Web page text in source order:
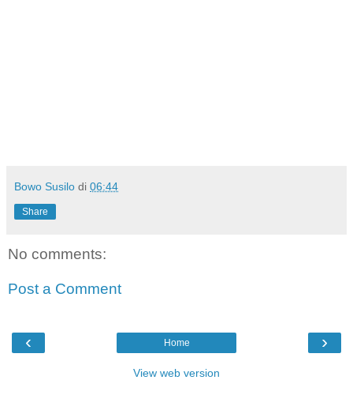
Bowo Susilo di 06:44
Share
No comments:
Post a Comment
‹ ›
Home
View web version